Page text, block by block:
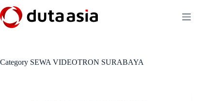
to
content
Category SEWA VIDEOTRON SURABAYA